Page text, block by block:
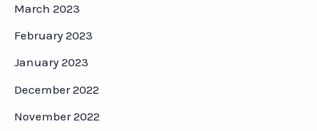
March 2023
February 2023
January 2023
December 2022
November 2022